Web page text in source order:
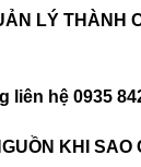
LÝ THÀNH
liên hệ 0935
KHI SAO